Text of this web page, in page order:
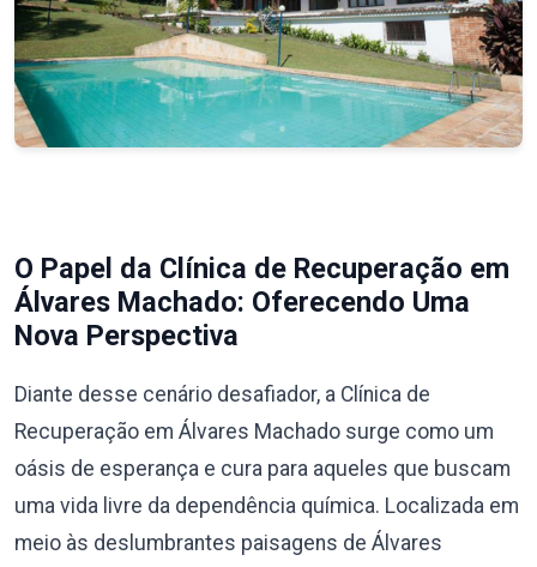
O Papel da Clínica de Recuperação em
Álvares Machado: Oferecendo Uma
Nova Perspectiva
Diante desse cenário desafiador, a Clínica de
Recuperação em Álvares Machado surge como um
oásis de esperança e cura para aqueles que buscam
uma vida livre da dependência química. Localizada em
meio às deslumbrantes paisagens de Álvares